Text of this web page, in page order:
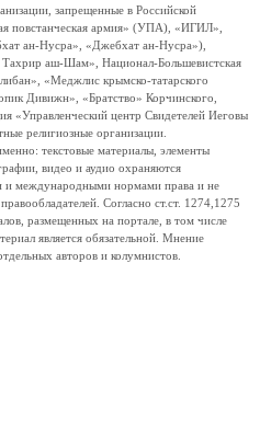
запрещенные в Российской
повстанческая армия» (УПА), «ИГИЛ»,
ан-Нусра», «Джебхат ан-Нусра»),
Тахрир аш-Шам», Национал-Большевистская
«Меджлис крымско-татарского
Дивижн», «Братство» Корчинского,
«Управленческий центр Свидетелей Иеговы
религиозные организации.
текстовые материалы, элементы
видео и аудио охраняются
и международными нормами права и не
Согласно ст.ст. 1274,1275
размещенных на портале, в том числе
является обязательной. Мнение
авторов и колумнистов.